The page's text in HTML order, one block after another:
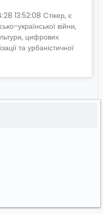
13:52:08 Cтікер, є
української війни,
цифрових
та урбаністичної